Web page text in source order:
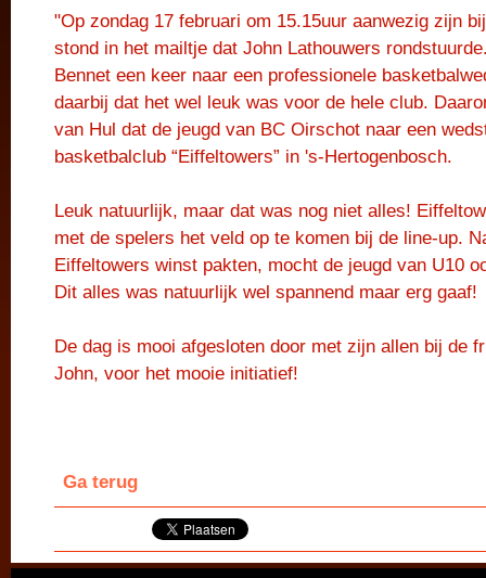
"Op zondag 17 februari om 15.15uur aanwezig zijn
stond in het mailtje dat John Lathouwers
Bennet een keer naar een professionele
daarbij dat het wel leuk was voor de hele club.
van Hul dat de jeugd van BC Oirschot naar een
basketbalclub “Eiffeltowers” in 's-Hertogenbosch.
Leuk natuurlijk, maar dat was nog niet alles!
met de spelers het veld op te komen bij de line-up.
Eiffeltowers winst pakten, mocht de jeugd van U10
Dit alles was natuurlijk wel spannend maar erg gaaf!
De dag is mooi afgesloten door met zijn allen bij de
John, voor het mooie initiatief!
Ga terug